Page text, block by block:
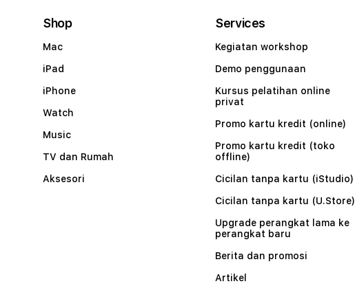
Shop
Mac
iPad
iPhone
Watch
Music
TV dan Rumah
Aksesori
Services
Kegiatan workshop
Demo penggunaan
Kursus pelatihan online
privat
Promo kartu kredit (online)
Promo kartu kredit (toko
offline)
Cicilan tanpa kartu (iStudio)
Cicilan tanpa kartu (U.Store)
Upgrade perangkat lama ke
perangkat baru
Berita dan promosi
Artikel